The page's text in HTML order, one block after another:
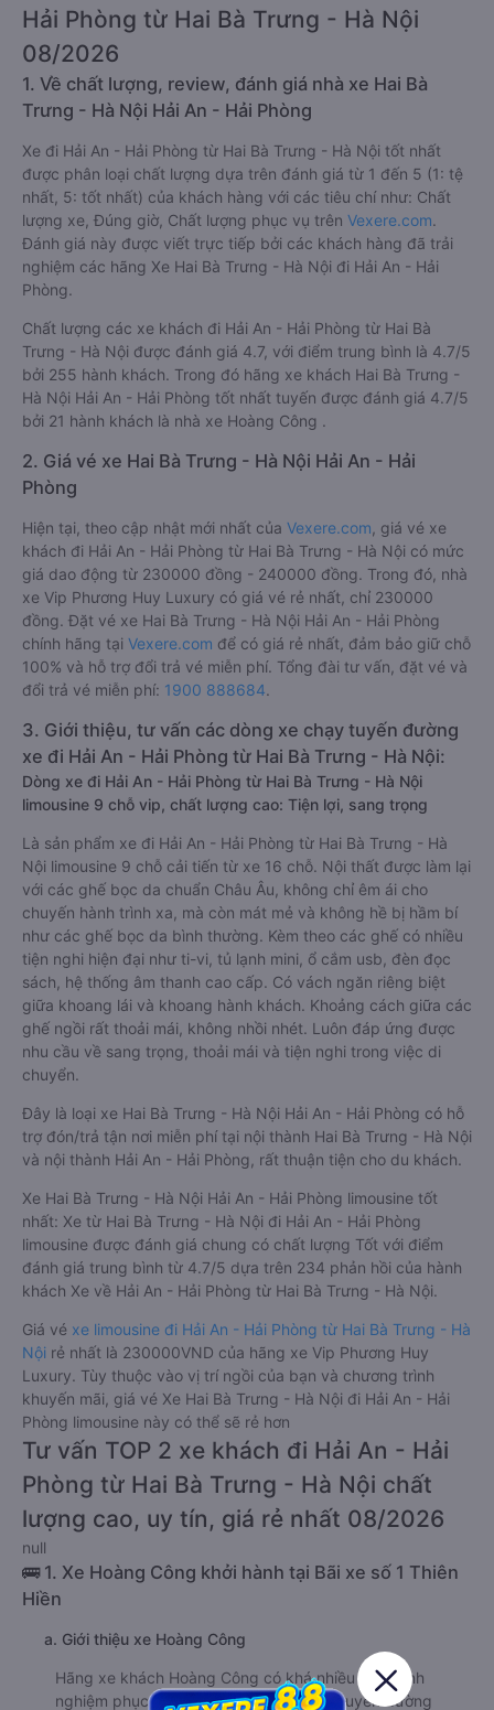
Hải Phòng từ Hai Bà Trưng - Hà Nội
08/2026
1. Về chất lượng, review, đánh giá nhà xe Hai Bà
Trưng - Hà Nội Hải An - Hải Phòng
Xe đi Hải An - Hải Phòng từ Hai Bà Trưng - Hà Nội tốt nhất
được phân loại chất lượng dựa trên đánh giá từ 1 đến 5 (1: tệ
nhất, 5: tốt nhất) của khách hàng với các tiêu chí như: Chất
lượng xe, Đúng giờ, Chất lượng phục vụ trên Vexere.com.
Đánh giá này được viết trực tiếp bởi các khách hàng đã trải
nghiệm các hãng Xe Hai Bà Trưng - Hà Nội đi Hải An - Hải
Phòng.
Chất lượng các xe khách đi Hải An - Hải Phòng từ Hai Bà
Trưng - Hà Nội được đánh giá 4.7, với điểm trung bình là 4.7/5
bởi 255 hành khách. Trong đó hãng xe khách Hai Bà Trưng -
Hà Nội Hải An - Hải Phòng tốt nhất tuyến được đánh giá 4.7/5
bởi 21 hành khách là nhà xe Hoàng Công .
2. Giá vé xe Hai Bà Trưng - Hà Nội Hải An - Hải
Phòng
Hiện tại, theo cập nhật mới nhất của Vexere.com , giá vé xe
khách đi Hải An - Hải Phòng từ Hai Bà Trưng - Hà Nội có mức
giá dao động từ 230000 đồng - 240000 đồng. Trong đó, nhà
xe Vip Phương Huy Luxury có giá vé rẻ nhất, chỉ 230000
đồng. Đặt vé xe Hai Bà Trưng - Hà Nội Hải An - Hải Phòng
chính hãng tại Vexere.com để có giá rẻ nhất, đảm bảo giữ chỗ
100% và hỗ trợ đổi trả vé miễn phí. Tổng đài tư vấn, đặt vé và
đổi trả vé miễn phí: 1900 888684.
3. Giới thiệu, tư vấn các dòng xe chạy tuyến đường
xe đi Hải An - Hải Phòng từ Hai Bà Trưng - Hà Nội:
Dòng xe đi Hải An - Hải Phòng từ Hai Bà Trưng - Hà Nội
limousine 9 chỗ vip, chất lượng cao: Tiện lợi, sang trọng
Là sản phẩm xe đi Hải An - Hải Phòng từ Hai Bà Trưng - Hà
Nội limousine 9 chỗ cải tiến từ xe 16 chỗ. Nội thất được làm lại
với các ghế bọc da chuẩn Châu Âu, không chỉ êm ái cho
chuyến hành trình xa, mà còn mát mẻ và không hề bị hầm bí
như các ghế bọc da bình thường. Kèm theo các ghế có nhiều
tiện nghi hiện đại như ti-vi, tủ lạnh mini, ổ cắm usb, đèn đọc
sách, hệ thống âm thanh cao cấp. Có vách ngăn riêng biệt
giữa khoang lái và khoang hành khách. Khoảng cách giữa các
ghế ngồi rất thoải mái, không nhồi nhét. Luôn đáp ứng được
nhu cầu về sang trọng, thoải mái và tiện nghi trong việc di
chuyển.
Đây là loại xe Hai Bà Trưng - Hà Nội Hải An - Hải Phòng có hỗ
trợ đón/trả tận nơi miễn phí tại nội thành Hai Bà Trưng - Hà Nội
và nội thành Hải An - Hải Phòng, rất thuận tiện cho du khách.
Xe Hai Bà Trưng - Hà Nội Hải An - Hải Phòng limousine tốt
nhất: Xe từ Hai Bà Trưng - Hà Nội đi Hải An - Hải Phòng
limousine được đánh giá chung có chất lượng Tốt với điểm
đánh giá trung bình từ 4.7/5 dựa trên 234 phản hồi của hành
khách Xe về Hải An - Hải Phòng từ Hai Bà Trưng - Hà Nội.
Giá vé xe limousine đi Hải An - Hải Phòng từ Hai Bà Trưng - Hà
Nội rẻ nhất là 230000VND của hãng xe Vip Phương Huy
Luxury. Tùy thuộc vào vị trí ngồi của bạn và chương trình
khuyến mãi, giá vé Xe Hai Bà Trưng - Hà Nội đi Hải An - Hải
Phòng limousine này có thể sẽ rẻ hơn
Tư vấn TOP 2 xe khách đi Hải An - Hải
Phòng từ Hai Bà Trưng - Hà Nội chất
lượng cao, uy tín, giá rẻ nhất 08/2026
null
🚌 1. Xe Hoàng Công khởi hành tại Bãi xe số 1 Thiên
Hiền
a. Giới thiệu xe Hoàng Công
Hãng xe khách Hoàng Công có khá nhiều năm kinh
nghiệm phục vụ hành khách trên nhiều tuyến đường